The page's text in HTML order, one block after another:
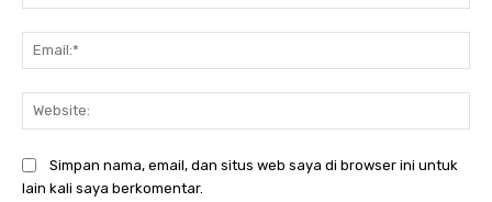
Simpan nama, email, dan situs web saya di browser ini untuk
lain kali saya berkomentar.